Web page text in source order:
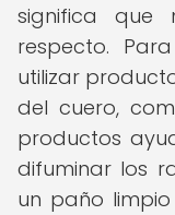
significa
respecto.
utilizar
del cuero,
productos
difuminar los
un paño